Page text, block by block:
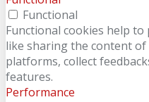
Functional
Functional cookies help
like sharing the content of
platforms, collect
features.
Performance